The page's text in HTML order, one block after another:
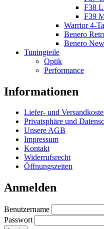
F38
F39
Warrior 4-
Benero
Benero
Tuningteile
Optik
Performance
Informationen
Liefer- und
Privatsphäre und
Unsere AGB
Impressum
Kontakt
Widerrufsrecht
Öffnungszeiten
Anmelden
Benutzername
Passwort